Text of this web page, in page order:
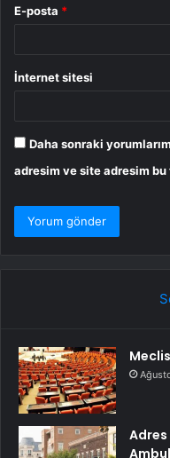
E-posta *
İnternet sitesi
Daha sonraki
adresim ve site adresim
Adres